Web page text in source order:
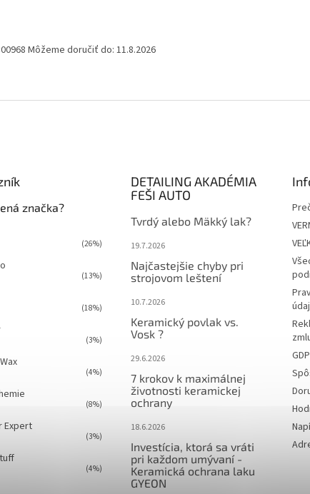
Môžeme doručiť do: 11.8.2026
značka?
(26%)
(13%)
(18%)
(3%)
(4%)
(8%)
Expert
(3%)
(4%)
DETAILING AKADÉMIA
FEŠI AUTO
Tvrdý alebo Mäkký lak?
19.7.2026
Najčastejšie chyby pri
strojovom leštení
10.7.2026
Keramický povlak vs.
Vosk ?
29.6.2026
7 krokov k maximálnej
životnosti keramickej
ochrany
18.6.2026
Investícia, ktorá sa vráti
pri každom umývaní -
Keramická ochrana laku
GYEON